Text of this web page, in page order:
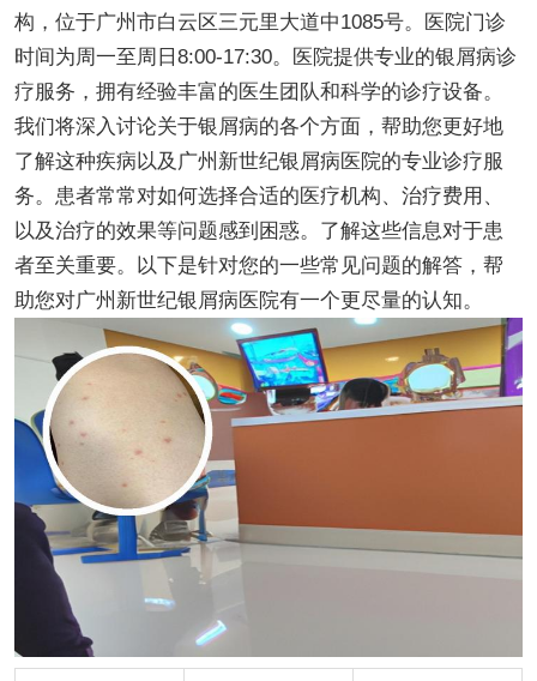
构，位于广州市白云区三元里大道中1085号。医院门诊
时间为周一至周日8:00-17:30。医院提供专业的银屑病诊
疗服务，拥有经验丰富的医生团队和科学的诊疗设备。
我们将深入讨论关于银屑病的各个方面，帮助您更好地
了解这种疾病以及广州新世纪银屑病医院的专业诊疗服
务。患者常常对如何选择合适的医疗机构、治疗费用、
以及治疗的效果等问题感到困惑。了解这些信息对于患
者至关重要。以下是针对您的一些常见问题的解答，帮
助您对广州新世纪银屑病医院有一个更尽量的认知。